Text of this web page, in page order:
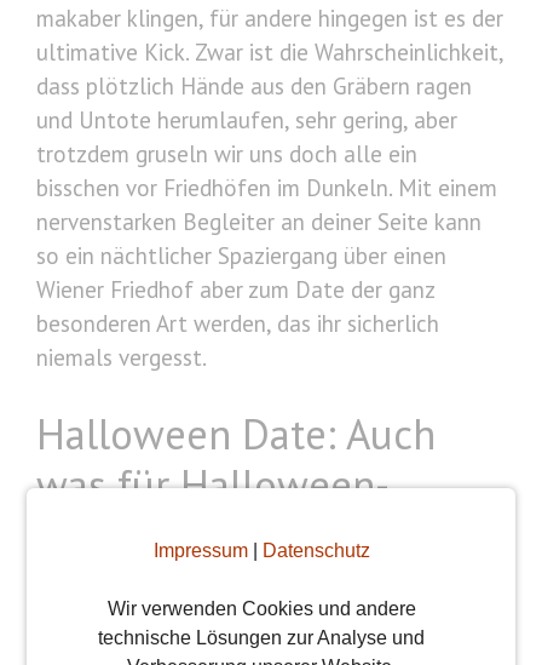
Impressum| Datenschutz
Wir verwenden Cookies und andere
technische Lösungen zur Analyse und
makaber klingen, für andere hingegen ist es der
ultimative Kick. Zwar ist die Wahrscheinlichkeit,
dass plötzlich Hände aus den Gräbern ragen
und Untote herumlaufen, sehr gering, aber
trotzdem gruseln wir uns doch alle ein
bisschen vor Friedhöfen im Dunkeln. Mit einem
nervenstarken Begleiter an deiner Seite kann
so ein nächtlicher Spaziergang über einen
Wiener Friedhof aber zum Date der ganz
besonderen Art werden, das ihr sicherlich
niemals vergesst.
Halloween Date: Auch
was für Halloween-
Muffel
Halloween ist sicherlich nicht jedermanns
Lieblingsfeiertag. Verständlich, wenn kitschige